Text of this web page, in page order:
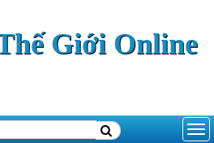
Giới Online